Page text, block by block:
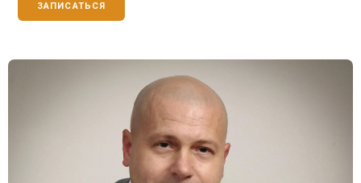
ЗАПИСАТЬСЯ